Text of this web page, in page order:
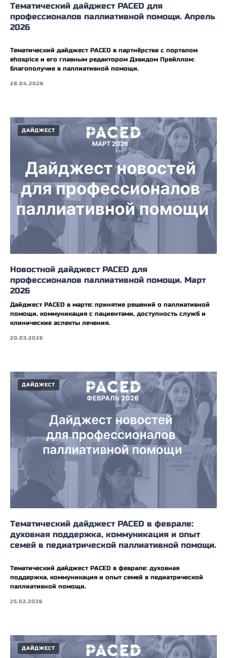
Тематический дайджест PACED для
профессионалов паллиативной помощи. Апрель
2026
Тематический дайджест PACED в партнёрстве с порталом
ehospice и его главным редактором Дэвидом Прейллом:
благополучие в паллиативной помощи.
28.04.2026
ДАЙДЖЕСТ
Новостной дайджест PACED для
профессионалов паллиативной помощи. Март
2026
Дайджест PACED в марте: принятие решений о паллиативной
помощи, коммуникация с пациентами, доступность служб и
клинические аспекты лечения.
20.03.2026
ДАЙДЖЕСТ
Тематический дайджест PACED в феврале:
духовная поддержка, коммуникация и опыт
семей в педиатрической паллиативной помощи.
Тематический дайджест PACED в феврале: духовная
поддержка, коммуникация и опыт семей в педиатрической
паллиативной помощи.
25.02.2026
ДАЙДЖЕСТ